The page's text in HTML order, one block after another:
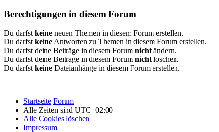
Berechtigungen in diesem Forum
Du darfst keine neuen Themen in diesem Forum erstellen.
Du darfst keine Antworten zu Themen in diesem Forum erstellen.
Du darfst deine Beiträge in diesem Forum nicht ändern.
Du darfst deine Beiträge in diesem Forum nicht löschen.
Du darfst keine Dateianhänge in diesem Forum erstellen.
Startseite Forum
Alle Zeiten sind UTC+02:00
Alle Cookies löschen
Impressum